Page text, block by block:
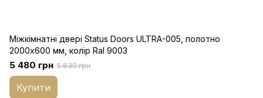
Міжкімнатні двері Status Doors ULTRA-005, полотно
2000х600 мм, колір Ral 9003
5 480 грн 5 830 грн
Купити